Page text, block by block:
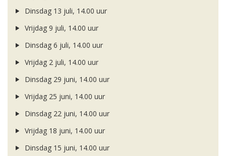
Dinsdag 13 juli, 14.00 uur
Vrijdag 9 juli, 14.00 uur
Dinsdag 6 juli, 14.00 uur
Vrijdag 2 juli, 14.00 uur
Dinsdag 29 juni, 14.00 uur
Vrijdag 25 juni, 14.00 uur
Dinsdag 22 juni, 14.00 uur
Vrijdag 18 juni, 14.00 uur
Dinsdag 15 juni, 14.00 uur